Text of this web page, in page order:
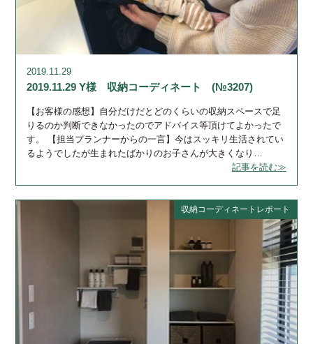
2019.11.29
2019.11.29 Y様 収納コーディネート (№3207)
【お客様の感想】自分だけだとどのくらいの収納スペースで足
りるのか判断できなかったのでアドバイス等頂けてよかったで
す。 【担当プランナーからの一言】今はスッキリ生活されてい
るようでしたが生まれたばかりのお子さんが大きくなり…
記事を読む≫
収納コーディネートレポート